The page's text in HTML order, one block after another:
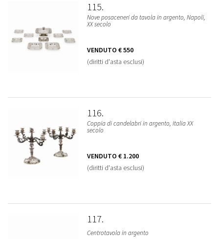
115
Nove posaceneri da tavola in argento, Napoli,
XX secolo
VENDUTO € 550
(diritti d'asta esclusi)
116
Coppia di candelabri in argento, Italia XX
secolo
VENDUTO € 1.200
(diritti d'asta esclusi)
117
Centrotavola in argento